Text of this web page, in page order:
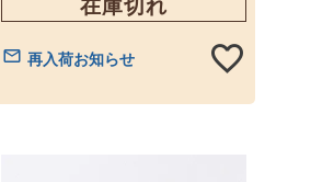
在庫切れ
再入荷お知らせ